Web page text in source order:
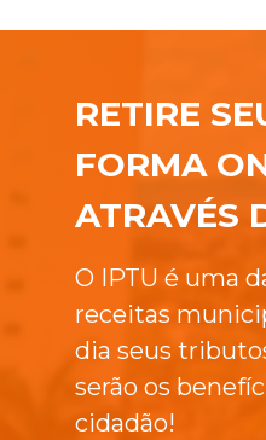
RETIRE
FORMA
ATRAVÉS
O IPTU é uma
receitas
dia seus
serão os
cidadão!